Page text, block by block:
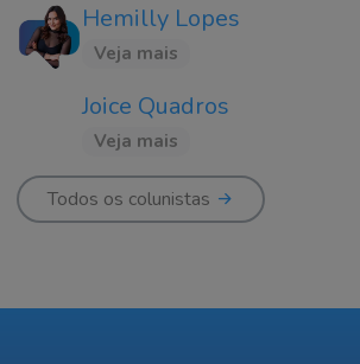
Hemilly Lopes
Veja mais
Joice Quadros
Veja mais
Todos os colunistas